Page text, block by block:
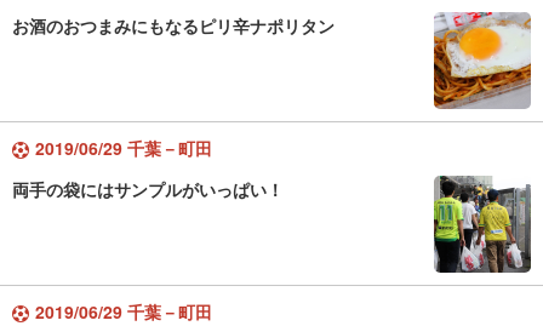
お酒のおつまみにもなるピリ辛ナポリタン
2019/06/29 千葉－町田
両手の袋にはサンプルがいっぱい！
2019/06/29 千葉－町田